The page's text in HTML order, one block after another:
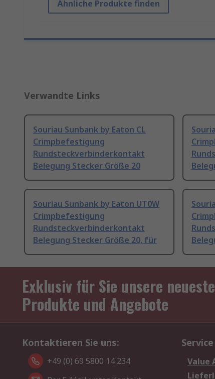
Ähnliche Produkte finden
Verwandte Links
Souriau Sunbank by Eaton CL
Crimpbefestigung
Rundsteckverbinderkontakt
Belegung Stecker Größe 20
Souriau Sunbank by Eaton UT0W
Crimpbefestigung
Rundsteckverbinderkontakt
Belegung Stecker Größe 20, für
Exklusiv für Sie unsere
Produkte und Angebote
Kontaktieren Sie uns:
+49 (0) 69 5800 14 234
Service
Value